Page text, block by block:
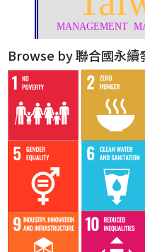
Browse by 聯合國永續